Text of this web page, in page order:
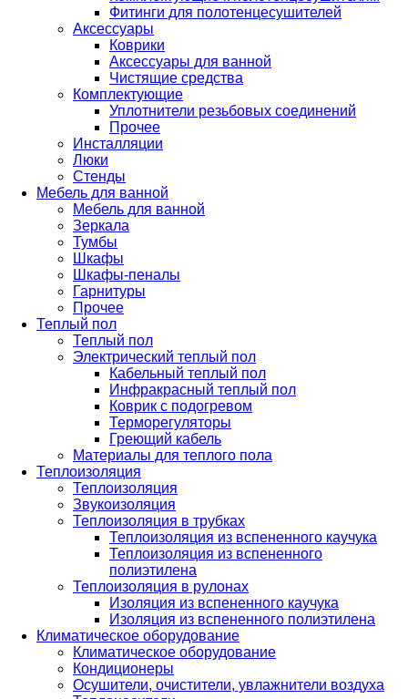
Фитинги для полотенцесушителей
Аксессуары
Коврики
Аксессуары для ванной
Чистящие средства
Комплектующие
Уплотнители резьбовых соединений
Прочее
Инсталляции
Люки
Стенды
Мебель для ванной
Мебель для ванной
Зеркала
Тумбы
Шкафы
Шкафы-пеналы
Гарнитуры
Прочее
Теплый пол
Теплый пол
Электрический теплый пол
Кабельный теплый пол
Инфракрасный теплый пол
Коврик с подогревом
Терморегуляторы
Греющий кабель
Материалы для теплого пола
Теплоизоляция
Теплоизоляция
Звукоизоляция
Теплоизоляция в трубках
Теплоизоляция из вспененного каучука
Теплоизоляция из вспененного
полиэтилена
Теплоизоляция в рулонах
Изоляция из вспененного каучука
Изоляция из вспененного полиэтилена
Климатическое оборудование
Климатическое оборудование
Кондиционеры
Осушители, очистители, увлажнители воздуха